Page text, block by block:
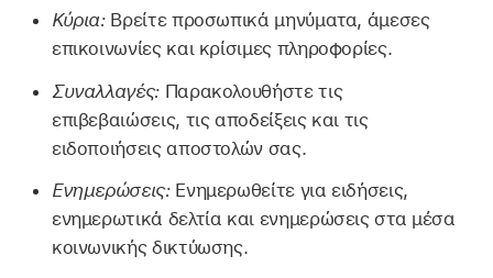
Κύρια: Βρείτε προσωπικά μηνύματα, άμεσες
επικοινωνίες και κρίσιμες πληροφορίες.
Συναλλαγές: Παρακολουθήστε τις
επιβεβαιώσεις, τις αποδείξεις και τις
ειδοποιήσεις αποστολών σας.
Ενημερώσεις: Ενημερωθείτε για ειδήσεις,
ενημερωτικά δελτία και ενημερώσεις στα μέσα
κοινωνικής δικτύωσης.